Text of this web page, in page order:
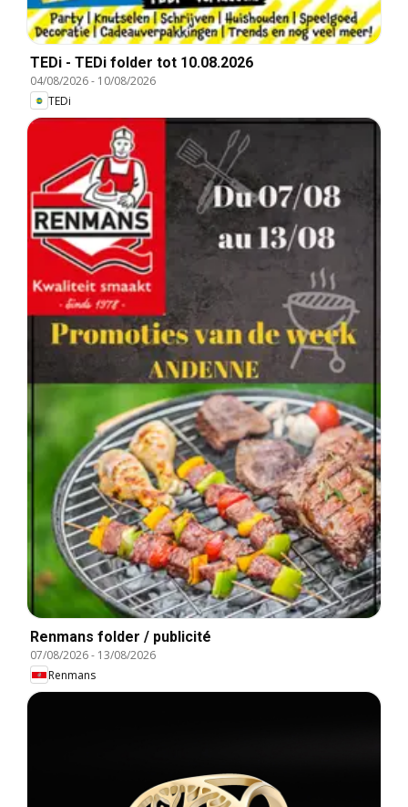
TEDi - TEDi folder tot 10.08.2026
04/08/2026- 10/08/2026
TEDi
Renmans folder / publicité
07/08/2026- 13/08/2026
Renmans